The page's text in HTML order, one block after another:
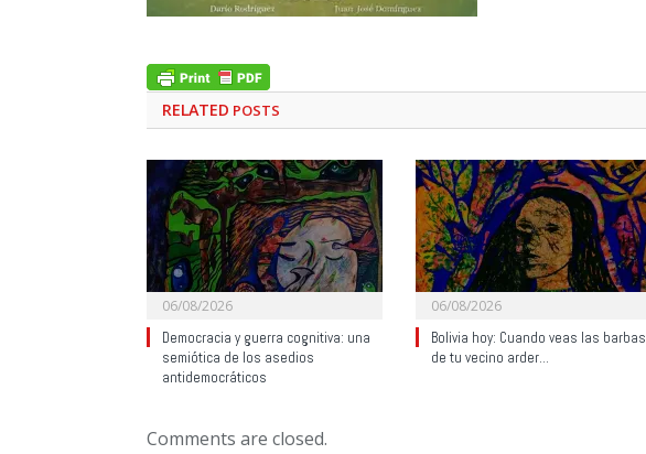
RELATED POSTS
06/08/2026
Democracia y guerra cognitiva: una
semiótica de los asedios
antidemocráticos
06/08/2026
Bolivia hoy: Cuando veas las barbas
de tu vecino arder…
Comments are closed.